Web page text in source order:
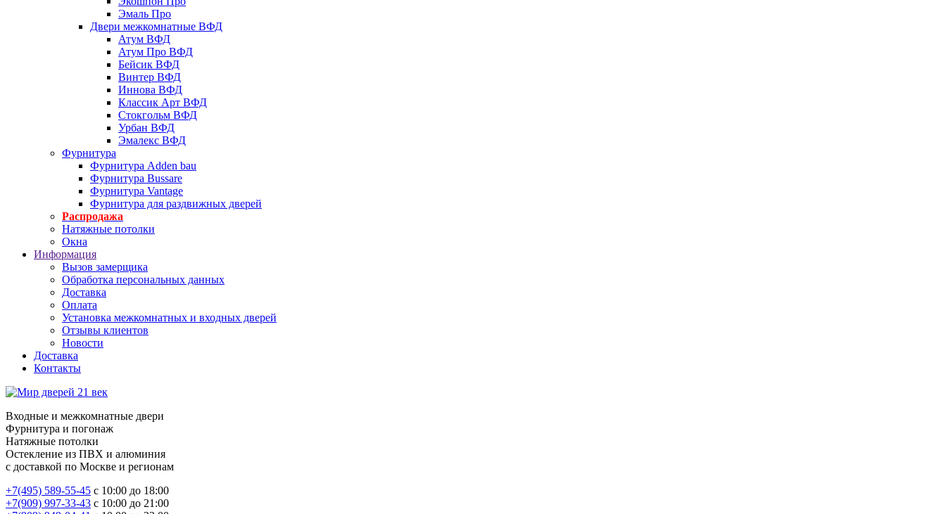
Эмаль Про
Двери межкомнатные ВФД
Атум ВФД
Атум Про ВФД
Бейсик ВФД
Винтер ВФД
Иннова ВФД
Классик Арт ВФД
Стокгольм ВФД
Урбан ВФД
Эмалекс ВФД
Фурнитура
Фурнитура Adden bau
Фурнитура Bussare
Фурнитура Vantage
Фурнитура для раздвижных дверей
Распродажа
Натяжные потолки
Окна
Информация
Вызов замерщика
Обработка персональных данных
Доставка
Оплата
Установка межкомнатных и входных дверей
Отзывы клиентов
Новости
Доставка
Контакты
Входные и межкомнатные двери
Фурнитура и погонаж
Натяжные потолки
Остекление из ПВХ и алюминия
с доставкой по Москве и регионам
+7(495) 589-55-45 с 10:00 до 18:00
+7(909) 997-33-43 с 10:00 до 21:00